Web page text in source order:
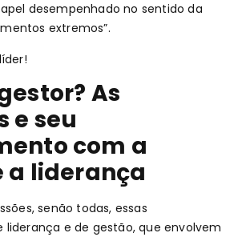
desempenhado no sentido da
extremos”.
As
e seu
com a
a liderança
senão todas, essas
e de gestão, que envolvem